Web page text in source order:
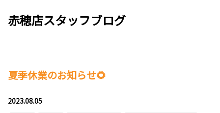
赤穂店スタッフブログ
夏季休業のお知らせ🌻
2023.08.05